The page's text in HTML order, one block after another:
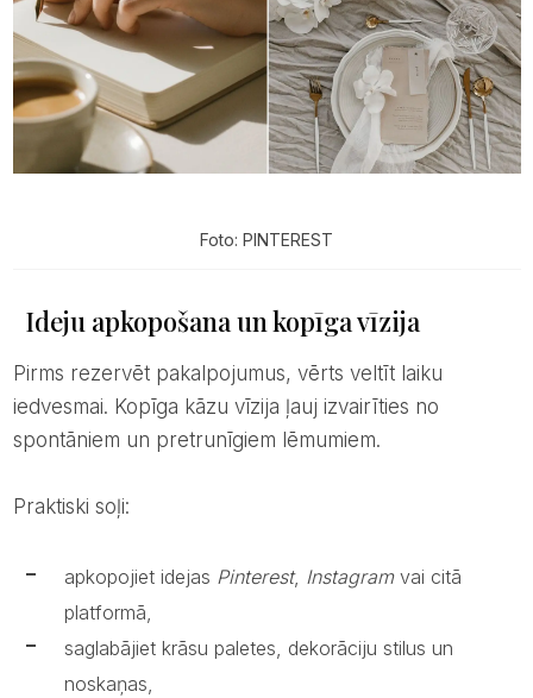
Foto: PINTEREST
Ideju apkopošana un kopīga vīzija
Pirms rezervēt pakalpojumus, vērts veltīt laiku
iedvesmai. Kopīga kāzu vīzija ļauj izvairīties no
spontāniem un pretrunīgiem lēmumiem.
Praktiski soļi:
apkopojiet idejas Pinterest, Instagramvai citā
platformā,
saglabājiet krāsu paletes, dekorāciju stilus un
noskaņas,